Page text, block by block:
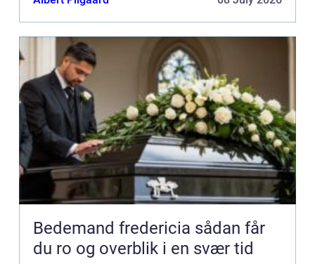
Bedemand fredericia sådan får
du ro og overblik i en svær tid